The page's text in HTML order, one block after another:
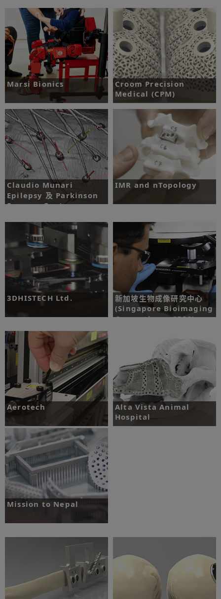
了解更多 了解更多
Marsi Bionics
挑戰：Marsi Bionics 的外骨骼機器人
如何透過位置回饋在實現靜態和動態穩
定性的同時兼顧其活動性。
了解更多
Croom Precision
Medical (CPM)
挑戰：在骨科植入物納入複雜結構，並
減少離線測試量。
了解更多
Claudio Munari
Epilepsy 及 Parkinson
Surgery Centre
挑戰：提升植入物精度，縮短在手術房
進行立體定位深部腦電波手術的時間。
了解更多
IMR and nTopology
了解更多
3DHISTECH Ltd.
了解更多
新加坡生物成像研究中心
(Singapore Bioimaging
Consortium，SBIC)
挑戰：針對初期癌症診斷，研發突破創
了解更多
Aerotech
挑戰：開發高度準確的編碼器，具備高
度精準的量測功能，且能容納至小型環
境之中。
了解更多
Alta Vista Animal
Hospital
Mission to Nepal